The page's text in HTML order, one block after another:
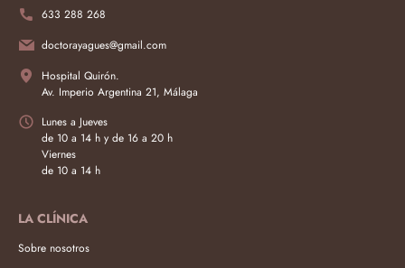
633 288 268
doctorayagues@gmail.com
Hospital Quirón.
Av. Imperio Argentina 21, Málaga
Lunes a Jueves
de 10 a 14 h y de 16 a 20 h
Viernes
de 10 a 14 h
LA CLÍNICA
Sobre nosotros